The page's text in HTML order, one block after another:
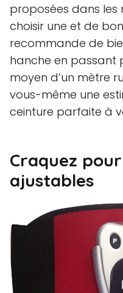
proposées dans les
choisir une et de
recommande de
hanche en passant
moyen d’un mètre
vous-même une
ceinture parfaite à
Craquez
ajustables